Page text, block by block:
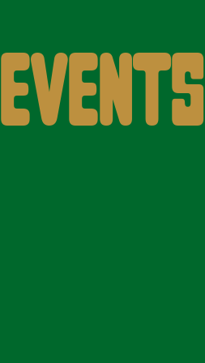
Events